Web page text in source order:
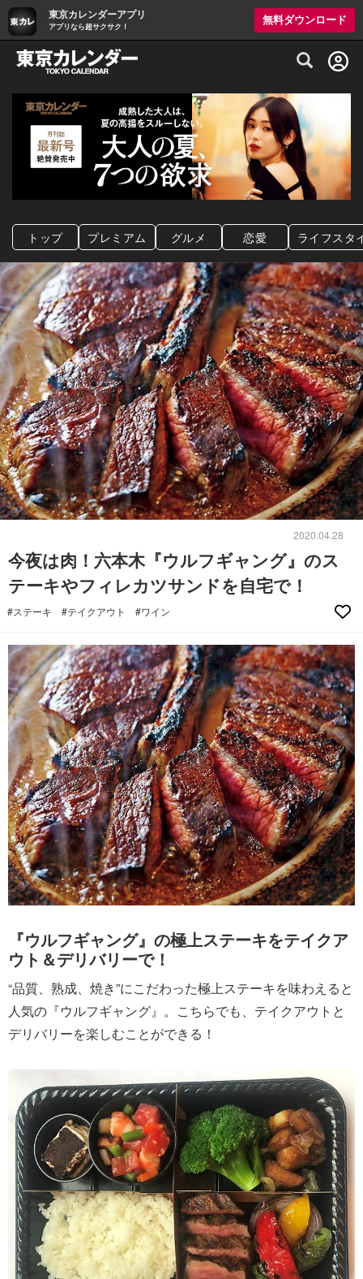
東京カレンダーアプリ
アプリなら超サクサク！
無料ダウンロード
グルメ情報・プレミアムレストラン予約
トップ プレミアム グルメ 恋愛 ライフスタ
2020.04.28
今夜は肉！六本木『ウルフギャング』のス
テーキやフィレカツサンドを自宅で！
#ステーキ #テイクアウト #ワイン
『ウルフギャング』の極上ステーキをテイクア
ウト＆デリバリーで！
“品質、熟成、焼き”にこだわった極上ステーキを味わえると
人気の『ウルフギャング』。こちらでも、テイクアウトと
デリバリーを楽しむことができる！